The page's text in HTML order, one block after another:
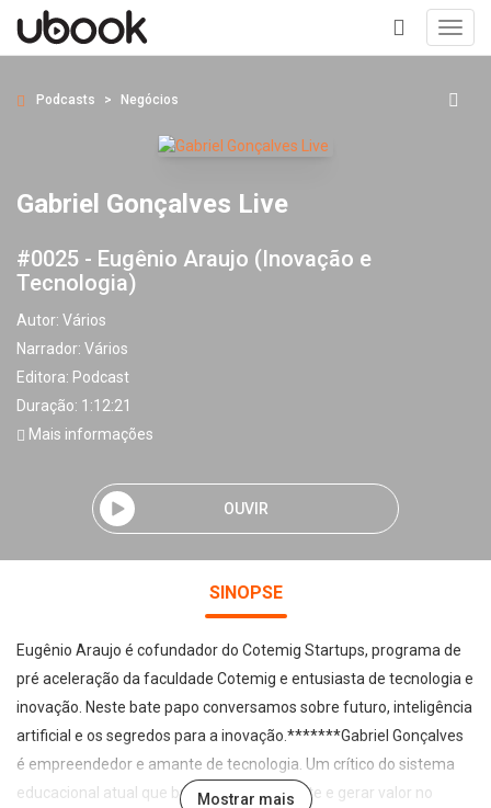
+
Podcasts Negócios
Gabriel Gonçalves Live
#0025 - Eugênio Araujo (Inovação e
Tecnologia)
Autor: Vários
Narrador: Vários
Editora: Podcast
Duração: 1:12:21
Mais informações
OUVIR
SINOPSE
Eugênio Araujo é cofundador do Cotemig Startups, programa de
pré aceleração da faculdade Cotemig e entusiasta de tecnologia e
inovação. Neste bate papo conversamos sobre futuro, inteligência
artificial e os segredos para a inovação.*******Gabriel Gonçalves
é empreendedor e amante de tecnologia. Um crítico do sistema
educacional atual que busca fazer diferente e gerar valor no
Mostrar mais